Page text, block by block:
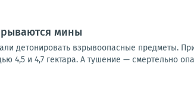
мины
детонировать взрывоопасные предметы.
и 4,7 гектара. А тушение — смертельно